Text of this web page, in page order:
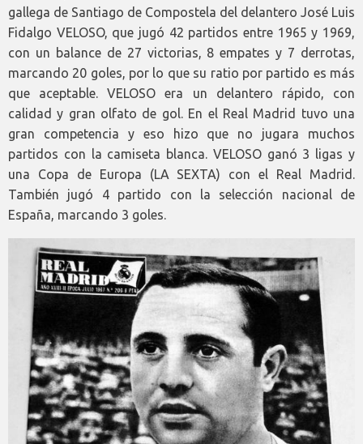
gallega de Santiago de Compostela del delantero José Luis
Fidalgo VELOSO, que jugó 42 partidos entre 1965 y 1969,
con un balance de 27 victorias, 8 empates y 7 derrotas,
marcando 20 goles, por lo que su ratio por partido es más
que aceptable. VELOSO era un delantero rápido, con
calidad y gran olfato de gol. En el Real Madrid tuvo una
gran competencia y eso hizo que no jugara muchos
partidos con la camiseta blanca. VELOSO ganó 3 ligas y
una Copa de Europa (LA SEXTA) con el Real Madrid.
También jugó 4 partido con la selección nacional de
España, marcando 3 goles.